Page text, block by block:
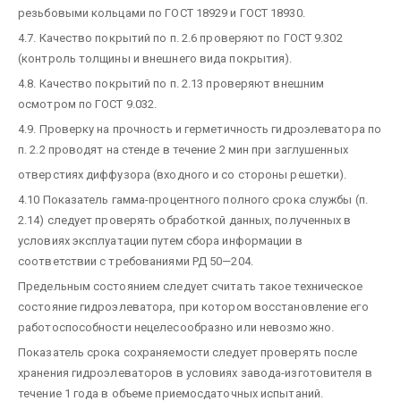
резьбовыми кольцами по ГОСТ 18929 и ГОСТ 18930.
4.7. Качество покрытий по п. 2.6 проверяют по ГОСТ 9.302
(контроль толщины и внешнего вида покрытия).
4.8. Качество покрытий по п. 2.13 проверяют внешним
осмотром по ГОСТ 9.032.
4.9. Проверку на прочность и герметичность гидроэлеватора по
п. 2.2 проводят на стенде в течение 2 мин при заглушенных
отверстиях диффузора (входного и со стороны решетки).
4.10 Показатель гамма-процентного полного срока службы (п.
2.14) следует проверять обработкой данных, полученных в
условиях эксплуатации путем сбора информации в
соответствии с требованиями РД 50—204.
Предельным состоянием следует считать такое техническое
состояние гидроэлеватора, при котором восстановление его
работоспособности нецелесообразно или невозможно.
Показатель срока сохраняемости следует проверять после
хранения гидроэлеваторов в условиях завода-изготовителя в
течение 1 года в объеме приемосдаточных испытаний.